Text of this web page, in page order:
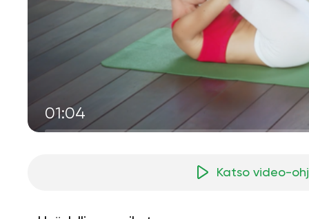
01:04
Katso video-